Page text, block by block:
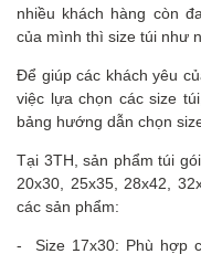
nhiều khách hàng còn
của mình thì size túi như
Để giúp các khách yêu
việc lựa chọn các size
bảng hướng dẫn chọn
Tại 3TH, sản phẩm túi
20x30, 25x35, 28x42,
các sản phẩm:
- Size 17x30: Phù hợp